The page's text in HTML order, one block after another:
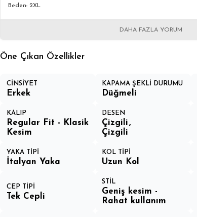
Beden: 2XL
DAHA FAZLA YORUM
Öne Çıkan Özellikler
CİNSİYET
Erkek
KAPAMA ŞEKLİ DURUMU
Düğmeli
KALIP
Regular Fit - Klasik
Kesim
DESEN
Çizgili
Çizgili
YAKA TİPİ
İtalyan Yaka
KOL TİPİ
Uzun Kol
CEP TİPİ
Tek Cepli
STİL
Geniş kesim -
Rahat kullanım